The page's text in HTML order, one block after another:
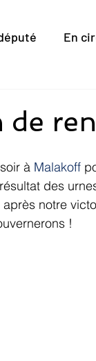
En
de
à Malakoff
des
notre
!